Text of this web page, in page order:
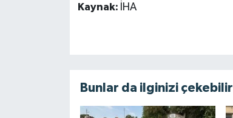
Kaynak: İHA
Bunlar da ilginizi çekebilir